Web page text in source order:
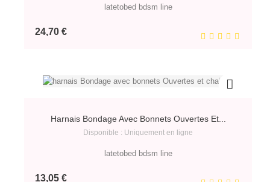
latetobed bdsm line
24,70 €Prix
Harnais Bondage Avec Bonnets Ouvertes Et...
Disponible : Uniquement en ligne
latetobed bdsm line
13,05 €Prix